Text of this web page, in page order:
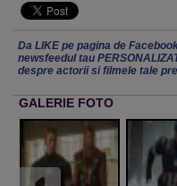
Da LIKE pe pagina de
newsfeedul tau
despre actorii si filmele tale
GALERIE FOTO